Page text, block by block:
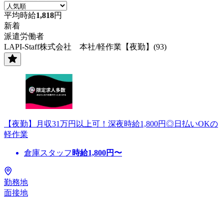
平均時給1,818円
新着
派遣労働者
LAPI-Staff株式会社 本社/軽作業【夜勤】(93)
【夜勤】月収31万円以上可！深夜時給1,800円◎日払いOKの
軽作業
倉庫スタッフ 時給1,800円〜
勤務地
面接地